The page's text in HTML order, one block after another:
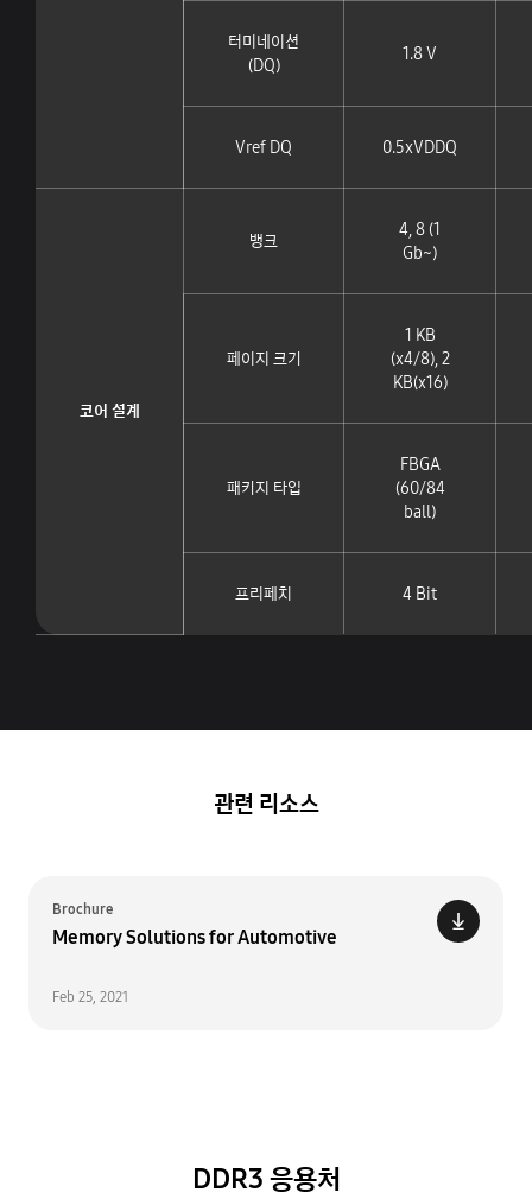
터미네이션
(DQ)
1.8 V
Vref DQ 0.5xVDDQ
코어 설계
뱅크
4, 8 (1
Gb~)
페이지 크기
1 KB
(x4/8), 2
KB(x16)
패키지 타입
FBGA
(60/84
ball)
프리페치 4 Bit
관련 리소스
Brochure
Memory Solutions for Automotive
Feb 25, 2021
DDR3 응용처